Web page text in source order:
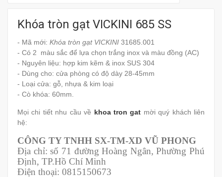
Khóa tròn gạt VICKINI 685 SS
- Mã mới: Khóa tròn gạt VICKINI 31685.001
- Có 2 màu sắc để lựa chọn trắng inox và màu đồng (AC)
- Nguyên liệu: hợp kim kẽm & inox SUS 304
- Dùng cho: cửa phòng có độ dày 28-45mm
- Loại cửa: gỗ, nhựa & kim loại
- Cò khóa: 60mm.
Mọi chi tiết nhu cầu về khoa tron gat mời quý khách liên
hệ:
CÔNG TY TNHH SX-TM-XD VŨ PHONG
Địa chỉ: số 71 đường Hoàng Ngân, Phường Phú
Định, TP.Hồ Chí Minh
Điện thoại: 0815150673